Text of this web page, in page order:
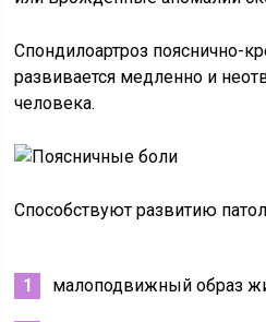
Спондилоартроз пояснично-
развивается медленно и
человека.
Способствуют развитию
малоподвижный образ